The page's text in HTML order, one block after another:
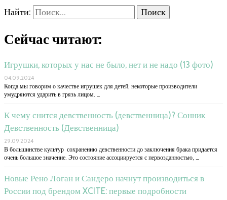
Найти:
Сейчас читают:
Игрушки, которых у нас не было, нет и не надо (13 фото)
04.09.2024
Когда мы говорим о качестве игрушек для детей, некоторые производители
умудряются ударить в грязь лицом. …
К чему снится девственность (девственница)? Сонник
Девственность (Девственница)
29.09.2024
В большинстве культур сохранению девственности до заключения брака придается
очень большое значение. Это состояние ассоциируется с первозданностью, …
Новые Рено Логан и Сандеро начнут производиться в
России под брендом XCITE: первые подробности